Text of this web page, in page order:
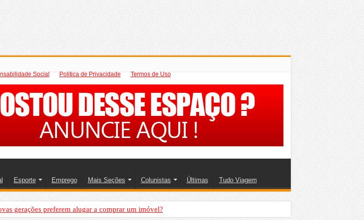
Social Politica de Privacidade Termos de Uso
Esporte Emprego Mais Seções Colunistas Últimas Tudo Viagem
gerações preferem alugar a comprar um imóvel?